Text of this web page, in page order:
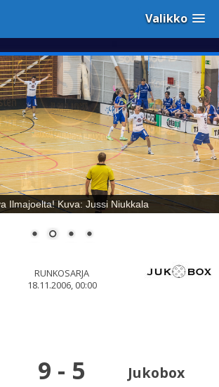
Valikko
Ilmajoelta! Kuva: Jussi Niukkala
RUNKOSARJA
18.11.2006, 00:00
9 - 5 Jukobox